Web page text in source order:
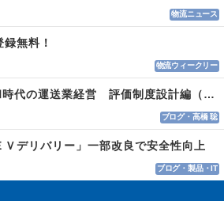
物流ニュース
無料！
物流ウィークリー
第315回：令和時代の運送業経営 評価制度設計編（１１５）
ブログ・高橋 聡
デリバリー」一部改良で安全性向上
ブログ・製品・IT